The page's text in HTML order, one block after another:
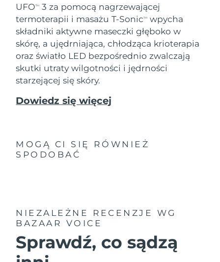
UFOTM
3 za pomocą nagrzewającej
termoterapii i masażu T-SonicTM
wpycha
składniki aktywne maseczki głęboko w
skórę, a ujędrniająca, chłodząca krioterapia
oraz światło LED bezpośrednio zwalczają
skutki utraty wilgotności i jędrności
starzejącej się skóry.
Dowiedz się więcej
MOGĄ CI SIĘ RÓWNIEŻ
SPODOBAĆ
NIEZALEŻNE RECENZJE
WG
BAZAAR VOICE
Sprawdź, co sądzą
Wietnam
Oczekiwany czas dostawy
8/17/26